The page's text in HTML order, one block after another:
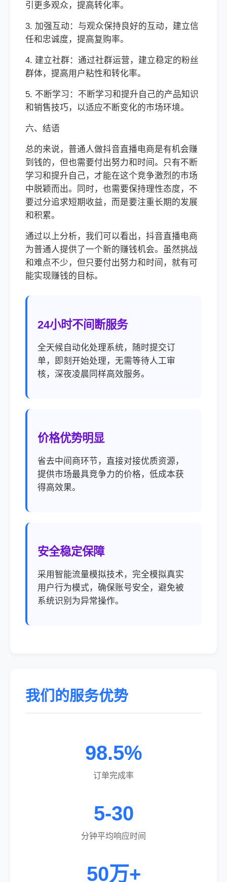
引更多观众，提高转化率。
3. 加强互动：与观众保持良好的互动，建立信
任和忠诚度，提高复购率。
4. 建立社群：通过社群运营，建立稳定的粉丝
群体，提高用户粘性和转化率。
5. 不断学习：不断学习和提升自己的产品知识
和销售技巧，以适应不断变化的市场环境。
六、结语
总的来说，普通人做抖音直播电商是有机会赚
到钱的，但也需要付出努力和时间。只有不断
学习和提升自己，才能在这个竞争激烈的市场
中脱颖而出。同时，也需要保持理性态度，不
要过分追求短期收益，而是要注重长期的发展
和积累。
通过以上分析，我们可以看出，抖音直播电商
为普通人提供了一个新的赚钱机会。虽然挑战
和难点不少，但只要付出努力和时间，就有可
能实现赚钱的目标。
24小时不间断服务
全天候自动化处理系统，随时提交订
单，即刻开始处理，无需等待人工审
核，深夜凌晨同样高效服务。
价格优势明显
省去中间商环节，直接对接优质资源，
提供市场最具竞争力的价格，低成本获
得高效果。
安全稳定保障
采用智能流量模拟技术，完全模拟真实
用户行为模式，确保账号安全，避免被
系统识别为异常操作。
我们的服务优势
98.5%
订单完成率
5-30
分钟平均响应时间
50万+